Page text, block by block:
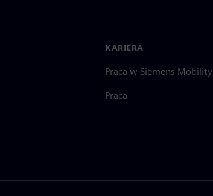
KARIERA
Praca w Siemens Mobility
Praca